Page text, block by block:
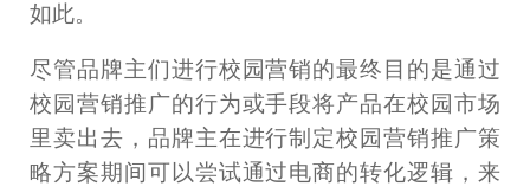
如此。
尽管品牌主们进行校园营销的最终目的是通过
校园营销推广的行为或手段将产品在校园市场
里卖出去，品牌主在进行制定校园营销推广策
略方案期间可以尝试通过电商的转化逻辑，来